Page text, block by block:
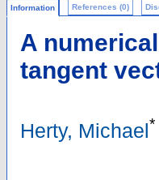
Information References (0)
A
tangent
Herty, Michael*